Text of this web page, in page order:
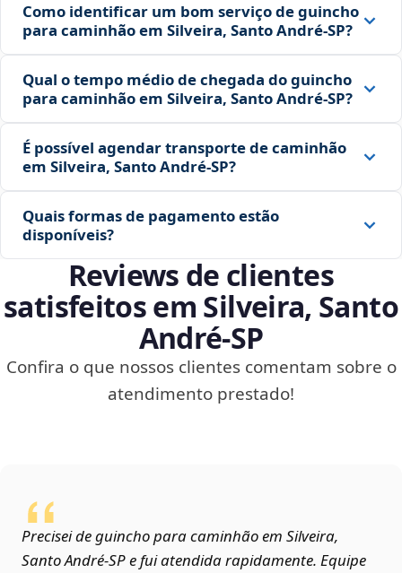
Como identificar um bom serviço de guincho
para caminhão em Silveira, Santo André‑SP?
Qual o tempo médio de chegada do guincho
para caminhão em Silveira, Santo André‑SP?
É possível agendar transporte de caminhão
em Silveira, Santo André‑SP?
Quais formas de pagamento estão
disponíveis?
Reviews de clientes
satisfeitos em Silveira, Santo
André‑SP
Confira o que nossos clientes comentam sobre o
atendimento prestado!
Precisei de guincho para caminhão em Silveira,
Santo André‑SP e fui atendida rapidamente. Equipe